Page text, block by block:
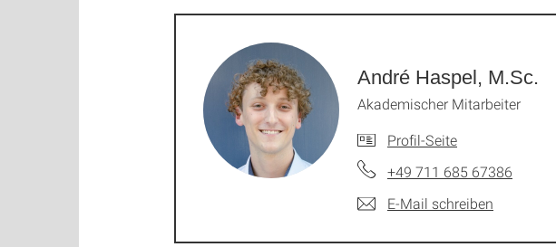
André Haspel, M.Sc.
Akademischer Mitarbeiter
Profil-Seite
+49 711 685 67386
E-Mail schreiben